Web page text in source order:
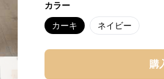
カラー
カーキ ネイビー
購